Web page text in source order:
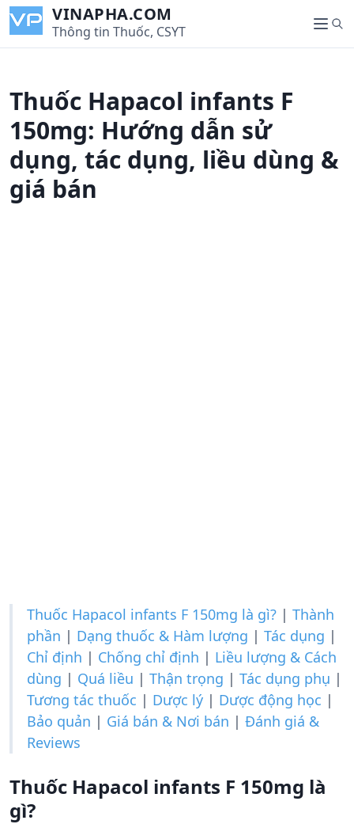
i
VINAPHA.COM
Thông tin Thuốc, CSYT
M
e
S
e
Thuốc Hapacol infants F
150mg: Hướng dẫn sử
dụng, tác dụng, liều dùng &
giá bán
Thuốc Hapacol infants F 150mg là gì? | Thành
phần | Dạng thuốc & Hàm lượng | Tác dụng |
Chỉ định | Chống chỉ định | Liều lượng & Cách
dùng | Quá liều | Thận trọng | Tác dụng phụ |
Tương tác thuốc | Dược lý | Dược động học |
Bảo quản | Giá bán & Nơi bán | Đánh giá &
Reviews
Thuốc Hapacol infants F 150mg là
gì?